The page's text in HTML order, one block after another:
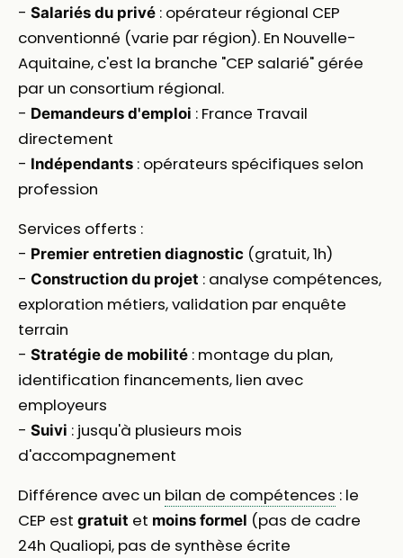
- Salariés du privé : opérateur régional CEP
conventionné (varie par région). En Nouvelle-
Aquitaine, c'est la branche "CEP salarié" gérée
par un consortium régional.
- Demandeurs d'emploi : France Travail
directement
- Indépendants : opérateurs spécifiques selon
profession
Services offerts :
- Premier entretien diagnostic (gratuit, 1h)
- Construction du projet : analyse compétences,
exploration métiers, validation par enquête
terrain
- Stratégie de mobilité : montage du plan,
identification financements, lien avec
employeurs
- Suivi : jusqu'à plusieurs mois
d'accompagnement
Différence avec un bilan de compétences : le
CEP est gratuit et moins formel (pas de cadre
24h Qualiopi, pas de synthèse écrite